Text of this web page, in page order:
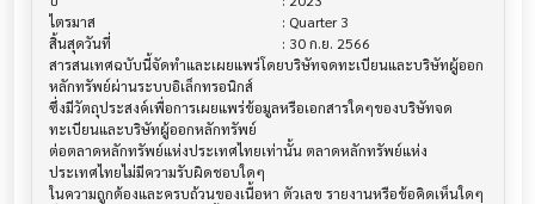
ไตรมาส                                			 : Quarter 3
สิ้นสุดวันที่                              			 : 30 ก.ย. 2566
สารสนเทศฉบับนี้จัดทำและเผยแพร่โดยบริษัทจดทะเบียนและบริษัทผู้ออก
หลักทรัพย์ผ่านระบบอิเล็กทรอนิกส์
ซึ่งมีวัตถุประสงค์เพื่อการเผยแพร่ข้อมูลหรือเอกสารใดๆของบริษัทจด
ทะเบียนและบริษัทผู้ออกหลักทรัพย์
ต่อตลาดหลักทรัพย์แห่งประเทศไทยเท่านั้น ตลาดหลักทรัพย์แห่ง
ประเทศไทยไม่มีความรับผิดชอบใดๆ
ในความถูกต้องและครบถ้วนของเนื้อหา ตัวเลข รายงานหรือข้อคิดเห็นใดๆ